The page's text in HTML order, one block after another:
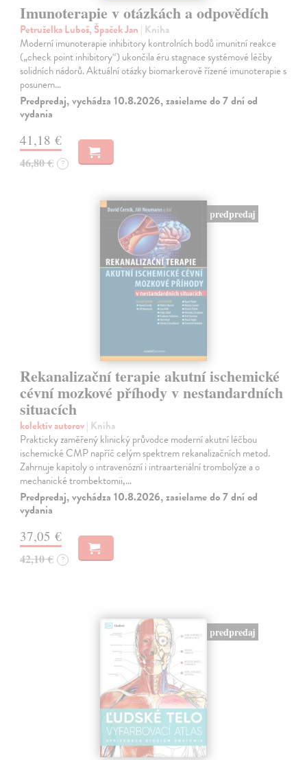
Imunoterapie v otázkách a odpovědích
Petruželka Luboš, Špaček Jan | Kniha
Moderní imunoterapie inhibitory kontrolních bodů imunitní reakce
(„check point inhibitory“) ukončila éru stagnace systémové léčby
solidních nádorů. Aktuální otázky biomarkerově řízené imunoterapie s
posunem…
Predpredaj, vychádza 10.8.2026, zasielame do 7 dní od
vydania
41,18 €
46,80 € ?
predpredaj
Rekanalizační terapie akutní ischemické
cévní mozkové příhody v nestandardních
situacích
kolektív autorov| Kniha
Prakticky zaměřený klinický průvodce moderní akutní léčbou
ischemické CMP napříč celým spektrem rekanalizačních metod.
Zahrnuje kapitoly o intravenózní i intraarteriální trombolýze a o
mechanické trombektomii,…
Predpredaj, vychádza 10.8.2026, zasielame do 7 dní od
vydania
37,05 €
42,10 € ?
predpredaj